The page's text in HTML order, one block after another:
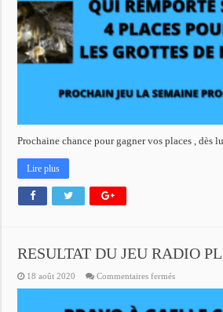
Prochaine chance pour gagner vos places , dès
Lire plus
RESULTAT DU JEU RADIO
18 août 2020 Commentaires ferméssur